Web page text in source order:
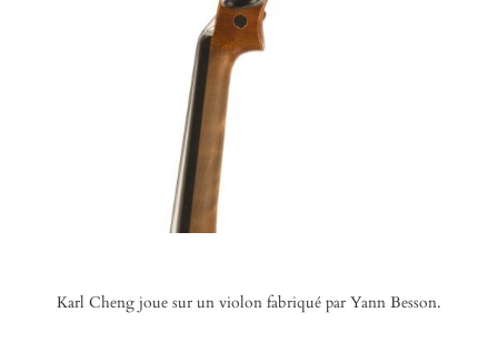
Karl Cheng joue sur un violon fabriqué par Yann Besson.